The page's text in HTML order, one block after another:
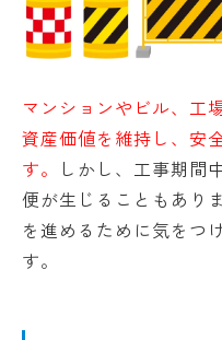
マンションやビル、工
資産価値を維持し、安
す。
しかし、工事期間
便が生じることもあり
を進めるために気をつ
す。